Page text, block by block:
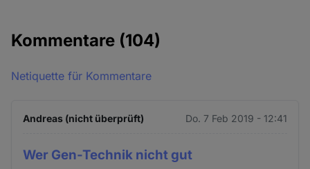
Kommentare (104)
Netiquette für Kommentare
Andreas (nicht überprüft) Do. 7 Feb 2019 - 12:41
Wer Gen-Technik nicht gut